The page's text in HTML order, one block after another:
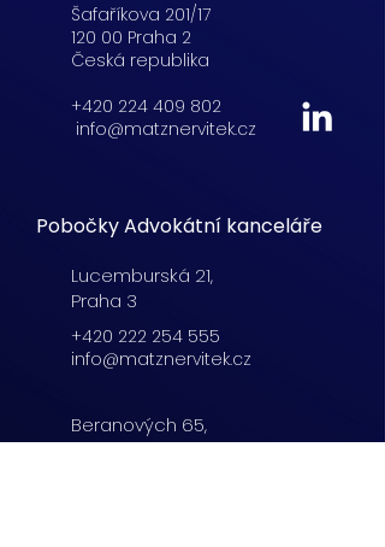
Šafaříkova 201/17
120 00 Praha 2
Česká republika
+420 224 409 802
info@matznervitek.cz
Pobočky Advokátní kanceláře
Lucemburská 21,
Praha 3
+420 222 254 555
info@matznervitek.cz
Beranových 65,
Praha 9